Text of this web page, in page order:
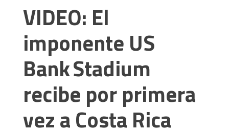
VIDEO: El
imponente US
Bank Stadium
recibe por primera
vez a Costa Rica